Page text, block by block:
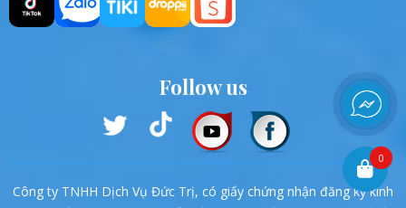
Follow us
Công ty TNHH Dịch Vụ Đức Trị, có giấy chứng nhận đăng ký kinh
0